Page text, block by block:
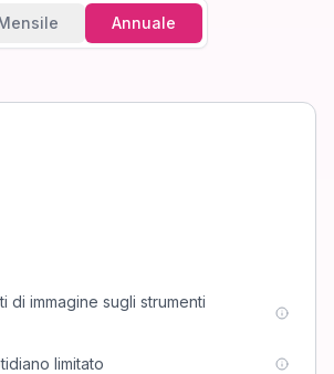
Annuale
di immagine sugli strumenti
limitato